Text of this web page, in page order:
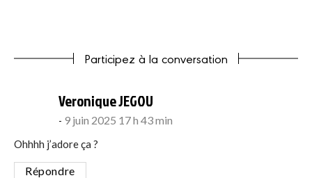
Participez à la conversation
Veronique JEGOU
9 juin 2025 17 h 43 min
Ohhhh j’adore ça ?
Répondre